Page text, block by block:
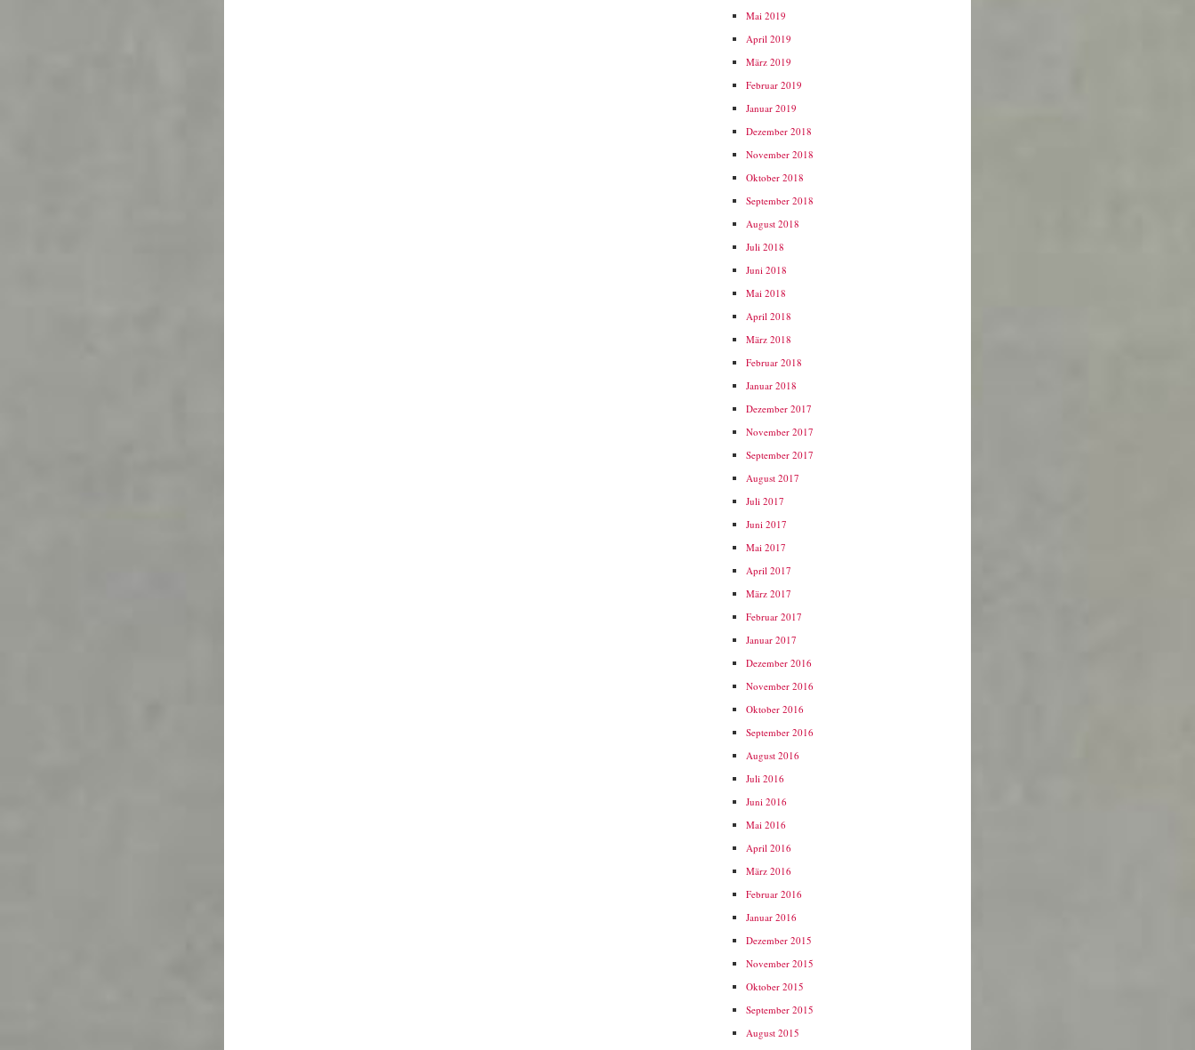
Mai 2019
April 2019
März 2019
Februar 2019
Januar 2019
Dezember 2018
November 2018
Oktober 2018
September 2018
August 2018
Juli 2018
Juni 2018
Mai 2018
April 2018
März 2018
Februar 2018
Januar 2018
Dezember 2017
November 2017
September 2017
August 2017
Juli 2017
Juni 2017
Mai 2017
April 2017
März 2017
Februar 2017
Januar 2017
Dezember 2016
November 2016
Oktober 2016
September 2016
August 2016
Juli 2016
Juni 2016
Mai 2016
April 2016
März 2016
Februar 2016
Januar 2016
Dezember 2015
November 2015
Oktober 2015
September 2015
August 2015